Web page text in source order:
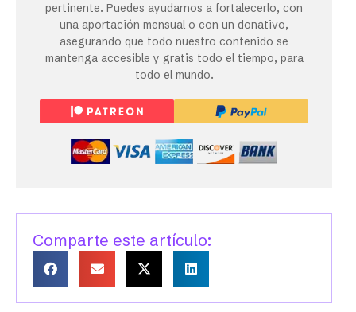
pertinente. Puedes ayudarnos a fortalecerlo, con
una aportación mensual o con un donativo,
asegurando que todo nuestro contenido se
mantenga accesible y gratis todo el tiempo, para
todo el mundo.
Comparte este artículo: